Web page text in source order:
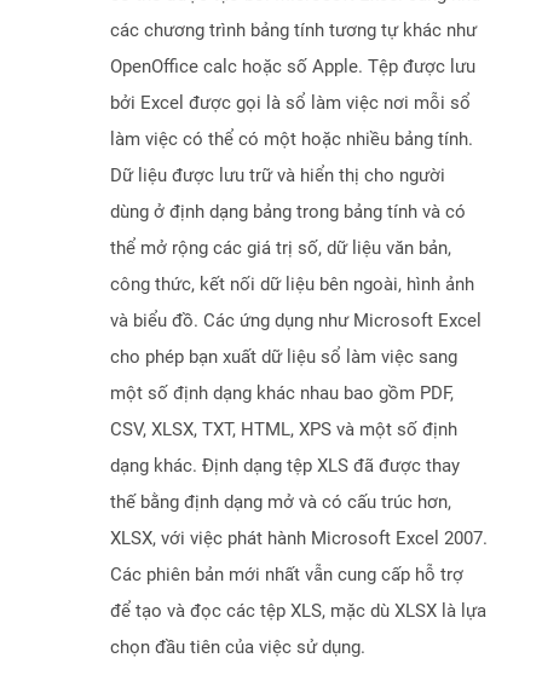
các chương trình bảng tính tương tự khác như
OpenOffice calc hoặc số Apple. Tệp được lưu
bởi Excel được gọi là sổ làm việc nơi mỗi sổ
làm việc có thể có một hoặc nhiều bảng tính.
Dữ liệu được lưu trữ và hiển thị cho người
dùng ở định dạng bảng trong bảng tính và có
thể mở rộng các giá trị số, dữ liệu văn bản,
công thức, kết nối dữ liệu bên ngoài, hình ảnh
và biểu đồ. Các ứng dụng như Microsoft Excel
cho phép bạn xuất dữ liệu sổ làm việc sang
một số định dạng khác nhau bao gồm PDF,
CSV, XLSX, TXT, HTML, XPS và một số định
dạng khác. Định dạng tệp XLS đã được thay
thế bằng định dạng mở và có cấu trúc hơn,
XLSX, với việc phát hành Microsoft Excel 2007.
Các phiên bản mới nhất vẫn cung cấp hỗ trợ
để tạo và đọc các tệp XLS, mặc dù XLSX là lựa
chọn đầu tiên của việc sử dụng.